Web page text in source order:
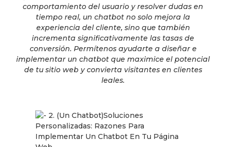
comportamiento del usuario y resolver dudas en
tiempo real, un chatbot no solo mejora la
experiencia del cliente, sino que también
incrementa significativamente las tasas de
conversión. Permítenos ayudarte a diseñar e
implementar un chatbot que maximice el potencial
de tu sitio web y convierta visitantes en clientes
leales.